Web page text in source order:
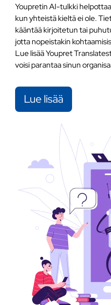
Youpretin AI-tulkki
kun yhteistä kieltä ei ole.
kääntää kirjoitetun tai
jotta nopeistakin
Lue lisää Youpret
voisi parantaa sinun
Lue lisää